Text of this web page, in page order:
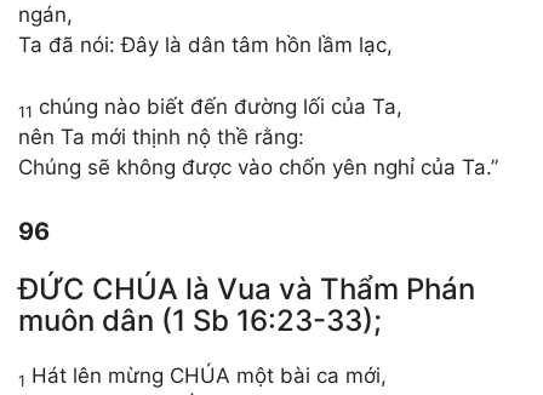
ngán,
Ta đã nói: Đây là dân tâm hồn lầm lạc,
11 chúng nào biết đến đường lối của Ta,
nên Ta mới thịnh nộ thề rằng:
Chúng sẽ không được vào chốn yên nghỉ của Ta.”
96
ĐỨC CHÚA là Vua và Thẩm Phán
muôn dân (1 Sb 16:23-33);
1 Hát lên mừng CHÚA một bài ca mới,